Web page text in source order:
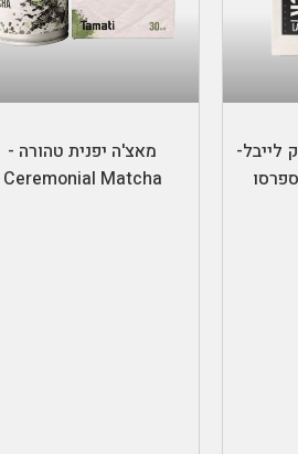
לייבל-
הוספה לסל
מאצ'ה יפנית טהורה -
Ceremonial Matcha